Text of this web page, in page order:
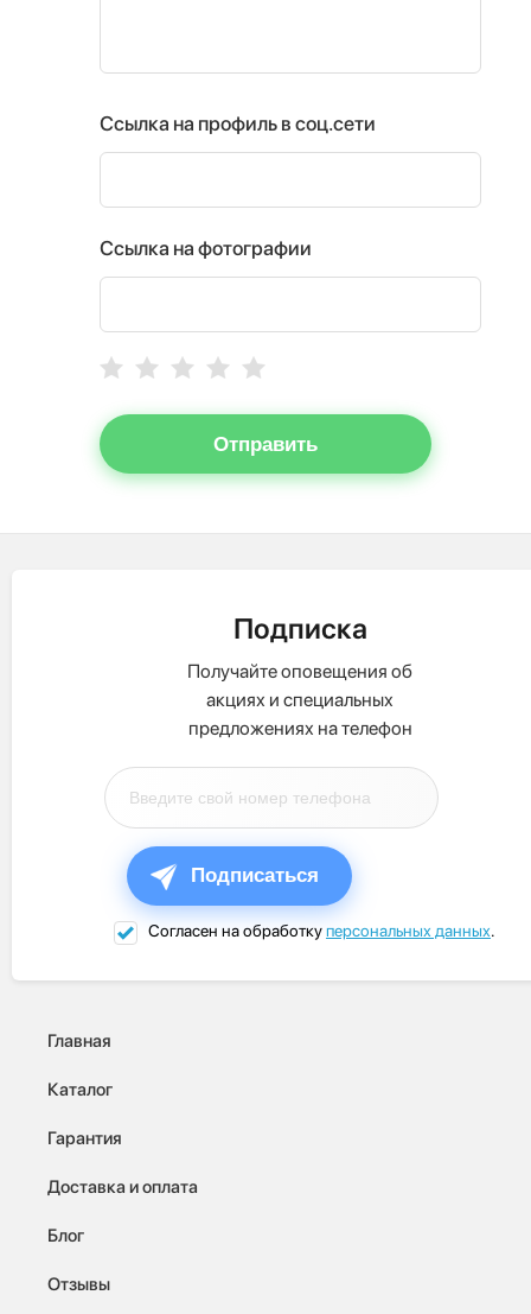
Ссылка на профиль в соц.сети
Ссылка на фотографии
Отправить
Подписка
Получайте оповещения об
акциях и специальных
предложениях на телефон
Подписаться
Согласен на обработкуперсональных данных.
Главная
Каталог
Гарантия
Доставка и оплата
Блог
Отзывы